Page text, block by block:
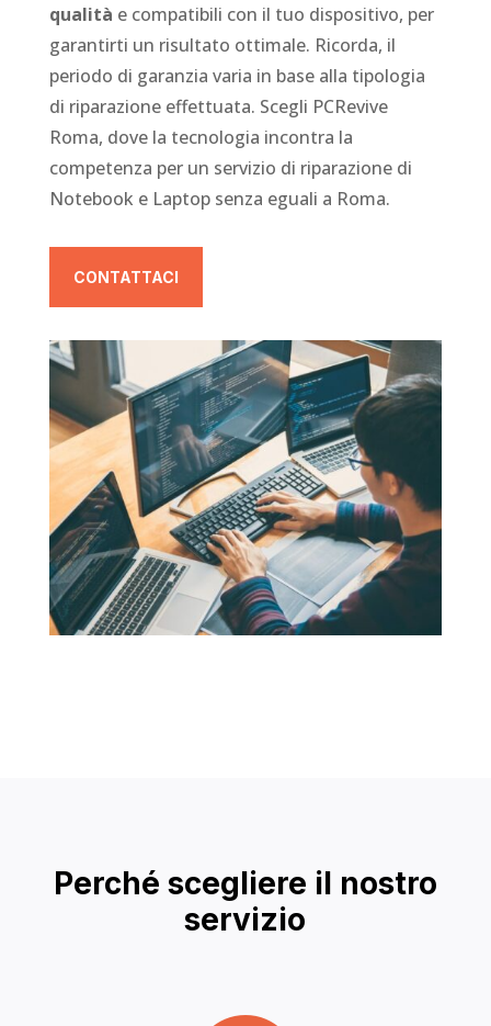
qualità e compatibili con il tuo dispositivo, per
garantirti un risultato ottimale. Ricorda, il
periodo di garanzia varia in base alla tipologia
di riparazione effettuata. Scegli PCRevive
Roma, dove la tecnologia incontra la
competenza per un servizio di riparazione di
Notebook e Laptop senza eguali a Roma.
CONTATTACI
Perché scegliere il nostro
servizio